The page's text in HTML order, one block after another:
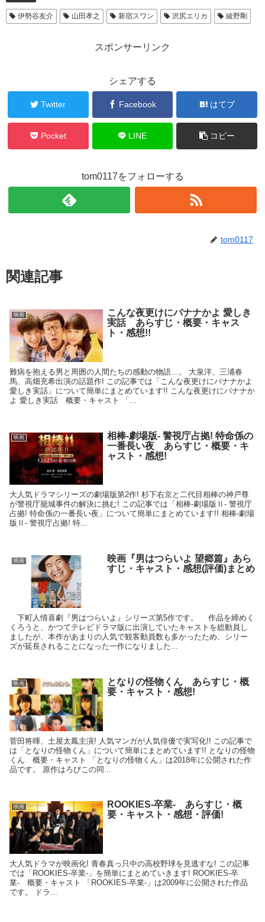
伊勢谷友介 山田孝之 新宿スワン 沢尻エリカ 綾野剛
スポンサーリンク
シェアする
Twitter Facebook はてブ
Pocket LINE コピー
tom0117をフォローする
tom0117
関連記事
映画
こんな夜更けにバナナかよ 愛しき
実話 あらすじ・概要・キャス
ト・感想!!
難病を抱える男と周囲の人間たちの感動の物語…。 大泉洋、三浦春
馬、高畑充希出演の話題作! この記事では「こんな夜更けにバナナかよ
愛しき実話」について簡単にまとめています!! こんな夜更けにバナナか
よ 愛しき実話 概要・キャスト 「...
映画
相棒-劇場版- 警視庁占拠! 特命係の
一番長い夜 あらすじ・概要・キ
ャスト・感想!
大人気ドラマシリーズの劇場版第2作! 杉下右京と二代目相棒の神戸尊
が警視庁籠城事件の解決に挑む! この記事では「相棒-劇場版Ⅱ- 警視庁
占拠! 特命係の一番長い夜」について簡単にまとめています!! 相棒-劇場
版Ⅱ- 警視庁占拠! 特...
映画
映画『男はつらいよ 望郷篇』あら
すじ・キャスト・感想(評価)まとめ
下町人情喜劇『男はつらいよ』シリーズ第5作です。 作品を締めく
くろうと、かつてテレビドラマ版に出演していたキャストを総動員し
ましたが、本作があまりの人気で観客動員数も多かったため、シリー
ズが延長されることになった一作になりました...
映画
となりの怪物くん あらすじ・概
要・キャスト・感想!
菅田将暉、土屋太鳳主演! 人気マンガが人気俳優で実写化!! この記事で
は「となりの怪物くん」について簡単にまとめています!! となりの怪物
くん 概要・キャスト 「となりの怪物くん」は2018年に公開された作
品です。 原作はろびこの同...
映画
ROOKIES-卒業- あらすじ・概
要・キャスト・感想・評価!
大人気ドラマが映画化! 青春真っ只中の高校野球を見逃すな! この記事
では「ROOKIES-卒業-」を簡単にまとめていきます! ROOKIES-卒
業- 概要・キャスト 「ROOKIES-卒業-」は2009年に公開された作品
です。 ドラ...